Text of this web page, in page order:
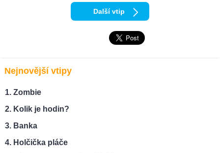
Další vtip
Nejnovější vtipy
Zombie
Kolik je hodin?
Banka
Holčička pláče